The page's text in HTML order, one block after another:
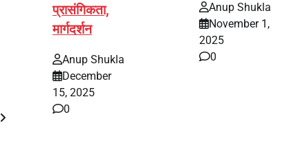
प्रासंगिकता,
मार्गदर्शन
Anup Shukla
December
15, 2025
0
Anup Shukla
November 1,
2025
0